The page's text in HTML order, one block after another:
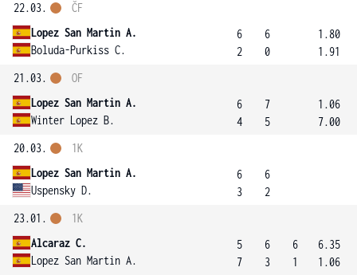
22.03.
Lopez San Martin A.
Boluda-Purkiss C.
ČF
6
2
6
0
1.80
1.91
21.03.
Lopez San Martin A.
Winter Lopez B.
OF
6
4
7
5
1.06
7.00
20.03.
Lopez San Martin A.
Uspensky D.
1K
6
3
6
2
23.01.
Alcaraz C.
Lopez San Martin A.
1K
5
7
6
3
6
1
6.35
1.06